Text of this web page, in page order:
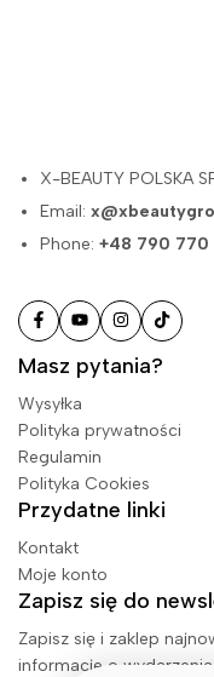
X-BEAUTY POLSKA
Email:
Phone:+48 790 770
Masz pytania?
Wysyłka
Polityka prywatności
Regulamin
Polityka Cookies
Przydatne linki
Kontakt
Moje konto
Zapisz się do
Zapisz się i zaklep
informacje o